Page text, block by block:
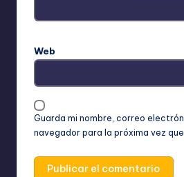
Web
Guarda mi nombre, correo
navegador para la próxima vez